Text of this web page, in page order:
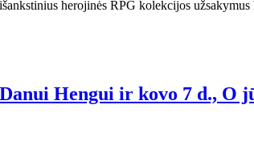
herojinės RPG kolekcijos
Hengui ir kovo 7 d., O